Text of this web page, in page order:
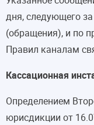
дня, следующего
(обращения), и по
Правил каналам
Кассационная
Определением
юрисдикции от